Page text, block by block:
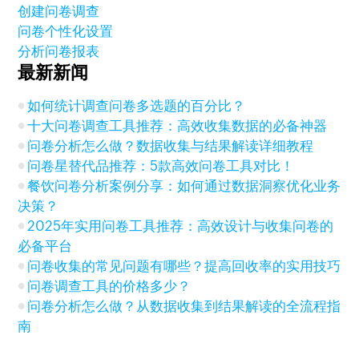
创建问卷调查
问卷个性化设置
分析问卷报表
最新新闻
如何统计调查问卷多选题的百分比？
十大问卷调查工具推荐：高效收集数据的必备神器
问卷分析怎么做？数据收集与结果解读详细教程
问卷星替代品推荐：5款高效问卷工具对比！
餐饮问卷分析案例分享：如何通过数据洞察优化业务
决策？
2025年实用问卷工具推荐：高效设计与收集问卷的
必备平台
问卷收集的常见问题有哪些？提高回收率的实用技巧
问卷调查工具的价格多少？
问卷分析怎么做？从数据收集到结果解读的全流程指
南